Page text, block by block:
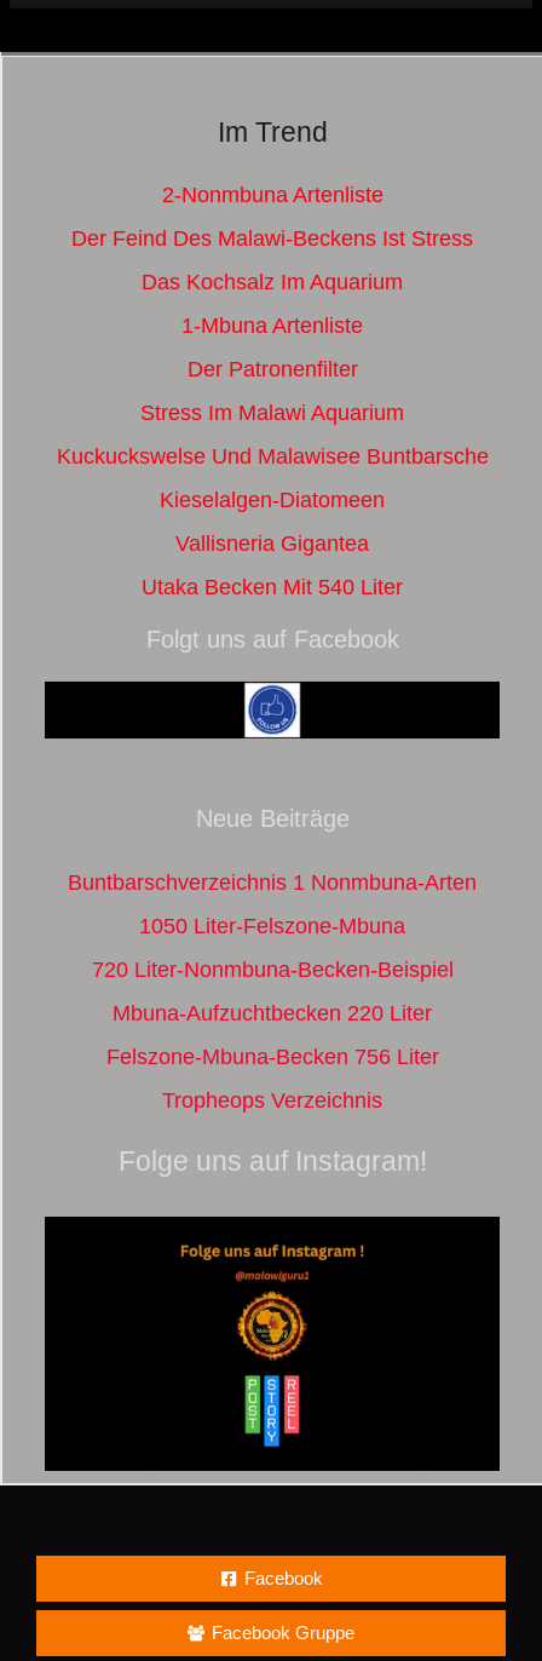
Im Trend
2-Nonmbuna Artenliste
Der Feind Des Malawi-Beckens Ist Stress
Das Kochsalz Im Aquarium
1-Mbuna Artenliste
Der Patronenfilter
Stress Im Malawi Aquarium
Kuckuckswelse Und Malawisee Buntbarsche
Kieselalgen-Diatomeen
Vallisneria Gigantea
Utaka Becken Mit 540 Liter
Folgt uns auf Facebook
Neue Beiträge
Buntbarschverzeichnis 1 Nonmbuna-Arten
1050 Liter-Felszone-Mbuna
720 Liter-Nonmbuna-Becken-Beispiel
Mbuna-Aufzuchtbecken 220 Liter
Felszone-Mbuna-Becken 756 Liter
Tropheops Verzeichnis
Folge uns auf Instagram!
Facebook
Facebook Gruppe